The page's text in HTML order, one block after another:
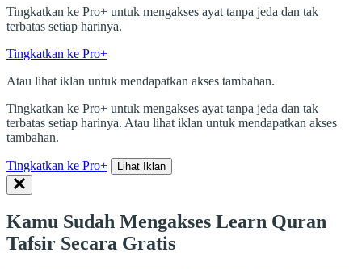
Tingkatkan ke Pro+ untuk mengakses ayat tanpa jeda dan tak
terbatas setiap harinya.
Tingkatkan ke Pro+
Atau lihat iklan untuk mendapatkan akses tambahan.
Tingkatkan ke Pro+ untuk mengakses ayat tanpa jeda dan tak
terbatas setiap harinya. Atau lihat iklan untuk mendapatkan akses
tambahan.
Tingkatkan ke Pro+ Lihat Iklan
Kamu Sudah Mengakses Learn Quran
Tafsir Secara Gratis